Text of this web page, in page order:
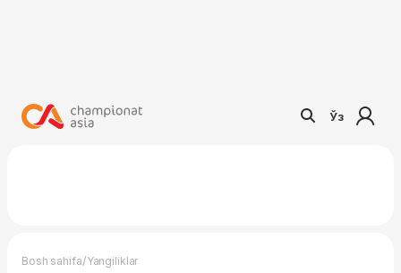
Ўз
Bosh sahifa/Yangiliklar